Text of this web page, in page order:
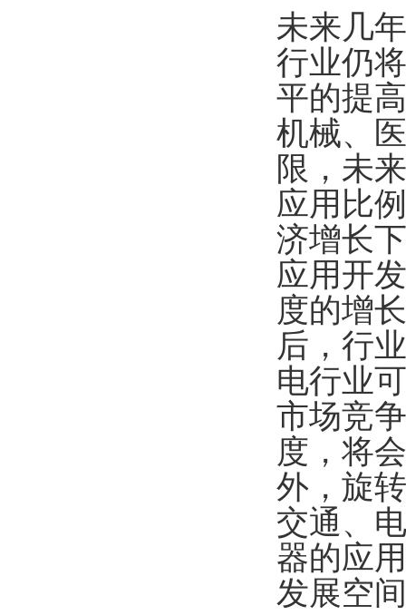
未来几
行业仍
平的提
机械、
限，未
应用比
济增长
应用开
度的增
后，行
电行业
市场竞
度，将
外，旋
交通、
器的应
发展空